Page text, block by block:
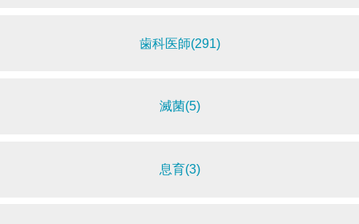
歯科医師(291)
滅菌(5)
息育(3)